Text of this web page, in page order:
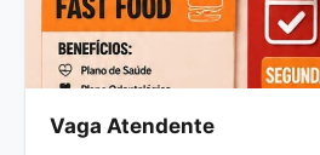
Vaga Atendente